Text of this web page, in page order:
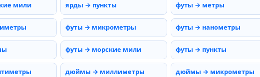
мили ярды → пункты футы → метры
футы → микрометры футы → нанометры
футы → морские мили футы → пункты
дюймы → миллиметры дюймы → микрометры